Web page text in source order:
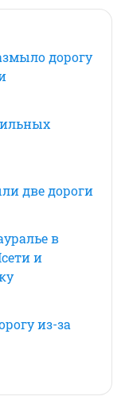
дорогу
две дороги
в
и
из-за